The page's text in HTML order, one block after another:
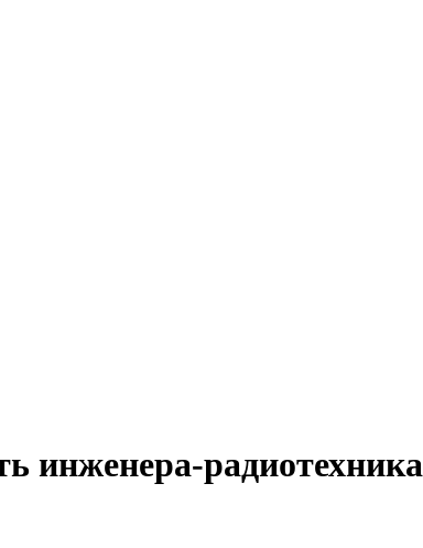
инженера-